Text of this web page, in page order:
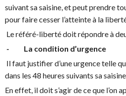
suivant sa saisine, et peut prendre
pour faire cesser l’atteinte à la
Le référé-liberté doit répondre à
- La condition d’urgence
Il faut justifier d’une urgence telle
dans les 48 heures suivants sa
En effet, il doit s’agir de ce que l’on